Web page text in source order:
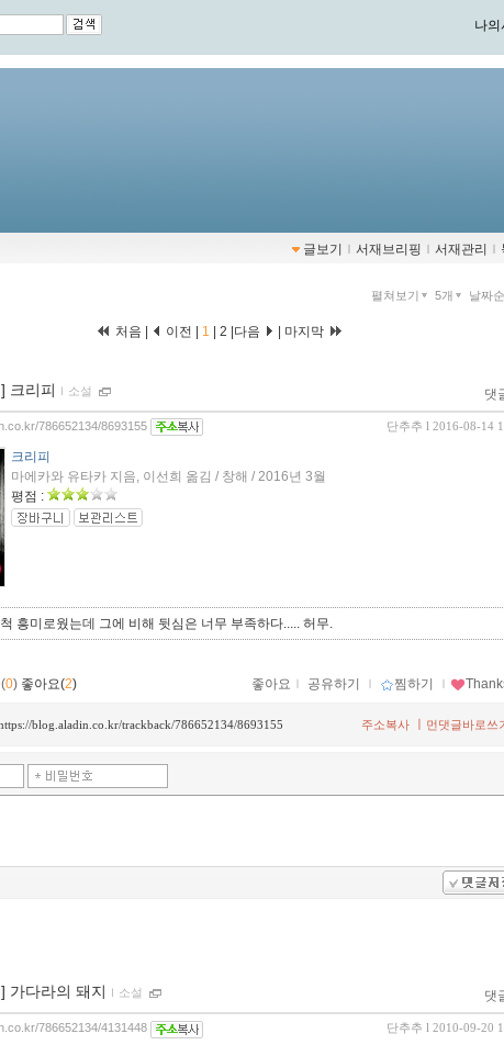
나의
글보기 ｌ 서재브리핑 ｌ 서재관리 ｌ
펼쳐보기 5개 날짜순
처음 | 이전 | 1 2 다음 마지막
크리피 ｌ 소설 댓
단추추 l 2016-08-14
786652134/8693155
크리피
마에카와 유타카 지음, 이선희 옮김 / 창해 / 2016년 3월
평점 :
흥미로웠는데 그에 비해 뒷심은 너무 부족하다..... 허무.
0) 좋아요(2) 좋아요 ｌ 공유하기 ｌ 찜하기 ｌ
blog.aladin.co.kr/trackback/786652134/8693155 먼댓글바로쓰기
주소복사
가다라의 돼지 ｌ 소설 댓
단추추 l 2010-09-20
786652134/4131448